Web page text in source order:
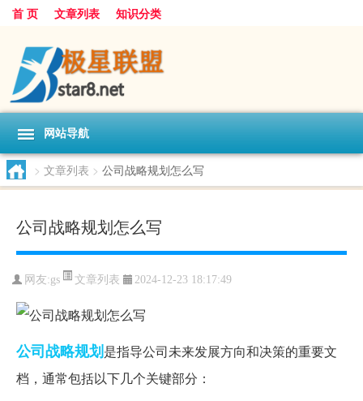
首 页 文章列表 知识分类
网站导航
> 文章列表 > 公司战略规划怎么写
公司战略规划怎么写
网友:gs 文章列表 2024-12-23 18:17:49
公司战略规划是指导公司未来发展方向和决策的重要文
档，通常包括以下几个关键部分：